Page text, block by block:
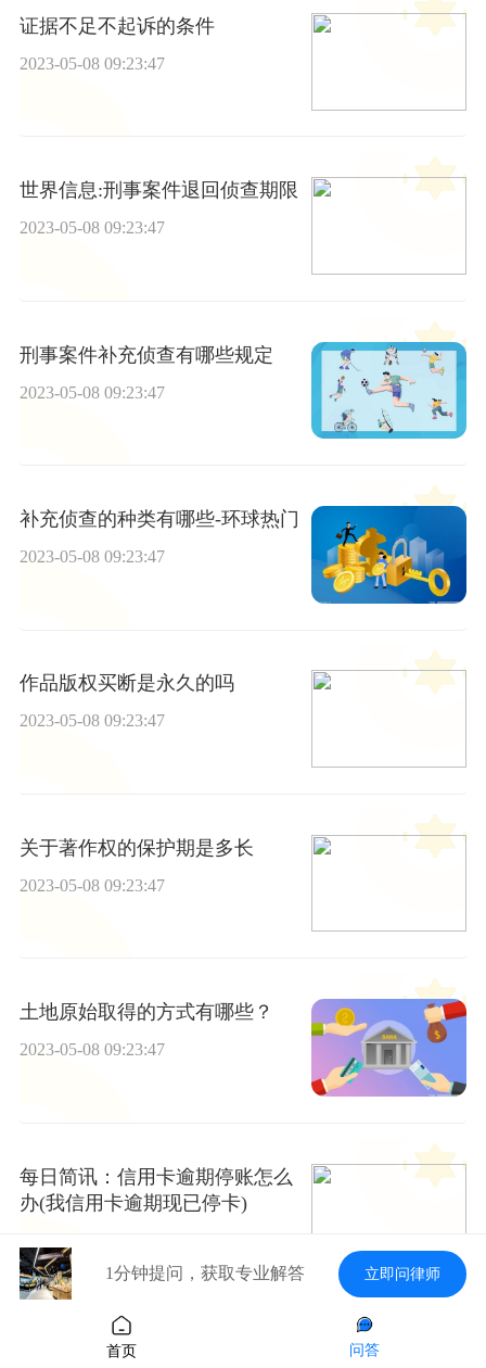
证据不足不起诉的条件
2023-05-08 09:23:47
世界信息:刑事案件退回侦查期限
2023-05-08 09:23:47
刑事案件补充侦查有哪些规定
2023-05-08 09:23:47
补充侦查的种类有哪些-环球热门
2023-05-08 09:23:47
作品版权买断是永久的吗
2023-05-08 09:23:47
关于著作权的保护期是多长
2023-05-08 09:23:47
土地原始取得的方式有哪些？
2023-05-08 09:23:47
每日简讯：信用卡逾期停账怎么
办(我信用卡逾期现已停卡)
网贷为了几千起诉自己(网贷为了
1分钟提问，获取专业解答 立即问律师
首页 问答